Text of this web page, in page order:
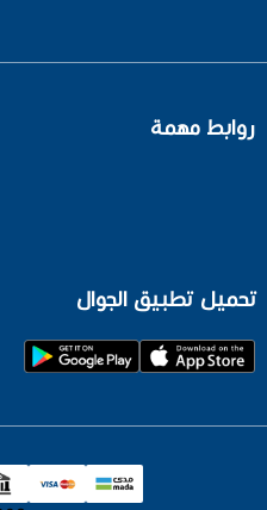
روابط مهمة
تحميل تطبيق الجوال